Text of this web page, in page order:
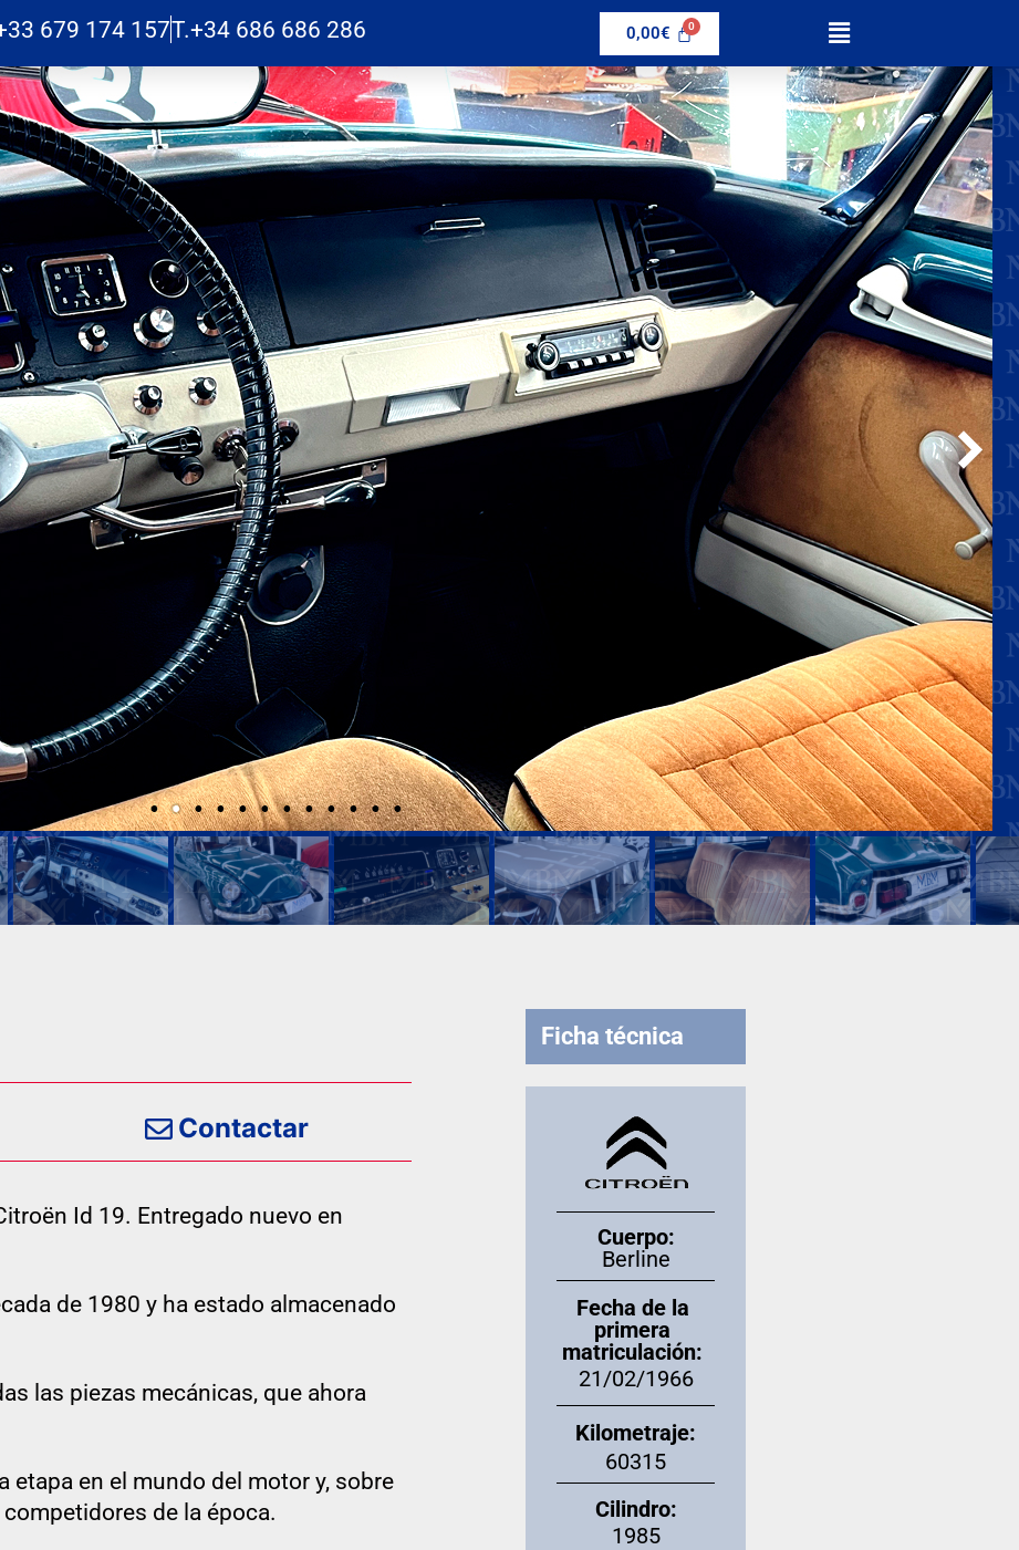
679 174 157T.+34 686 686 286 0,00€
Contactar
Id 19. Entregado nuevo en
de 1980 y ha estado almacenado
las piezas mecánicas, que ahora
etapa en el mundo del motor y, sobre
de la época.
Ficha técnica
Cuerpo:
Berline
Fecha de la
primera
matriculación:
21/02/1966
Kilometraje:
60315
Cilindro:
1985